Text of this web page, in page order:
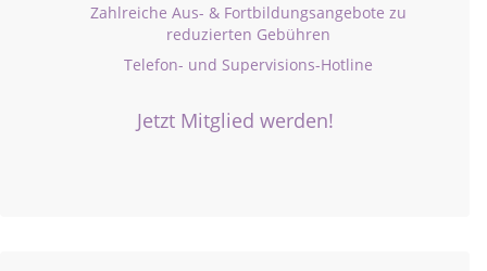
Zahlreiche Aus- & Fortbildungsangebote zu
reduzierten Gebühren
Telefon- und Supervisions-Hotline
Jetzt Mitglied werden!